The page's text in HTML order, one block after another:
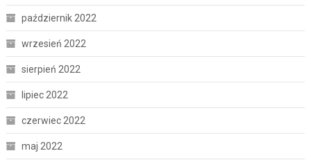
październik 2022
wrzesień 2022
sierpień 2022
lipiec 2022
czerwiec 2022
maj 2022